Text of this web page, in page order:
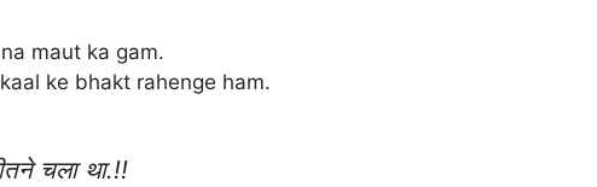
maut ka gam.
ke bhakt rahenge ham.
चला था.!!